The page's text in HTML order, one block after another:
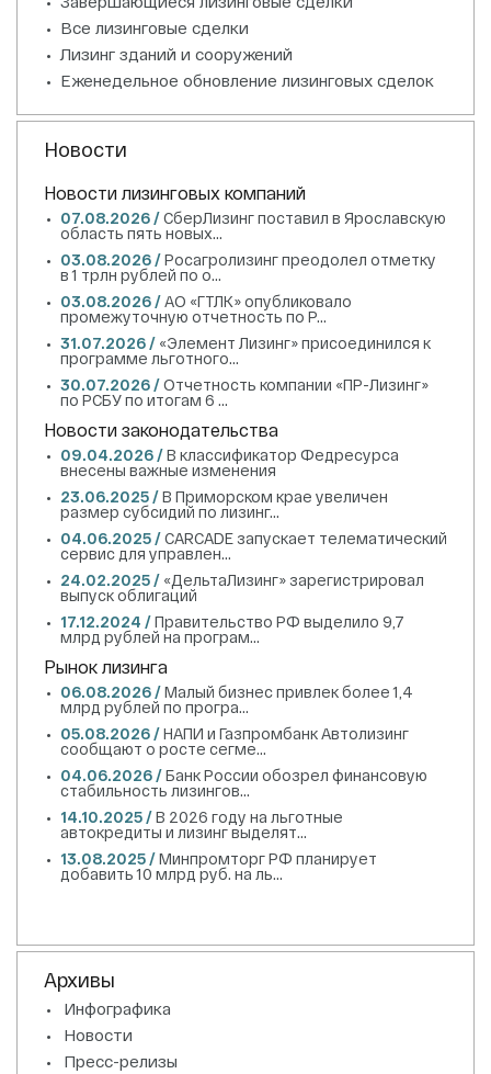
Все лизинговые сделки
Лизинг зданий и сооружений
Еженедельное обновление лизинговых сделок
Новости
Новости лизинговых компаний
07.08.2026 /СберЛизинг поставил в Ярославскую
область пять новых...
03.08.2026 /Росагролизинг преодолел отметку
в 1 трлн рублей по о...
03.08.2026 /АО «ГТЛК» опубликовало
промежуточную отчетность по Р...
31.07.2026 / «Элемент Лизинг» присоединился к
программе льготного...
30.07.2026 /Отчетность компании «ПР-Лизинг»
по РСБУ по итогам 6 ...
Новости законодательства
09.04.2026 /В классификатор Федресурса
внесены важные изменения
23.06.2025 /В Приморском крае увеличен
размер субсидий по лизинг...
04.06.2025 /CARCADE запускает телематический
сервис для управлен...
24.02.2025 / «ДельтаЛизинг» зарегистрировал
выпуск облигаций
17.12.2024 /Правительство РФ выделило 9,7
млрд рублей на програм...
Рынок лизинга
06.08.2026 /Малый бизнес привлек более 1,4
млрд рублей по програ...
05.08.2026 /НАПИ и Газпромбанк Автолизинг
сообщают о росте сегме...
04.06.2026 /Банк России обозрел финансовую
стабильность лизингов...
14.10.2025 /В 2026 году на льготные
автокредиты и лизинг выделят...
13.08.2025 /Минпромторг РФ планирует
добавить 10 млрд руб. на ль...
Архивы
Инфографика
Новости
Пресс-релизы